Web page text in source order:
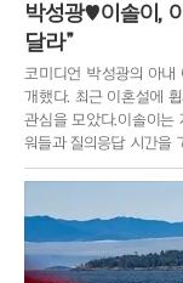
박성광♥이솔이,
달라”
코미디언 박성광의 아내
개했다. 최근 이혼설에
관심을 모았다.이솔이는
워들과 질의응답 시간을
이는 “사실 당장은 계